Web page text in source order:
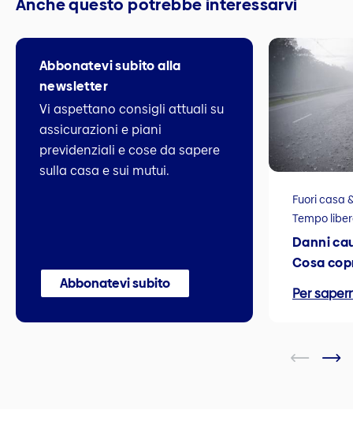
Anche questo potrebbe interessarvi
Abbonatevi subito alla
newsletter
Vi aspettano consigli attuali su
assicurazioni e piani
previdenziali e cose da sapere
sulla casa e sui mutui.
Abbonatevi subito
Fuori casa
Tempo
Danni
Cosa
Per